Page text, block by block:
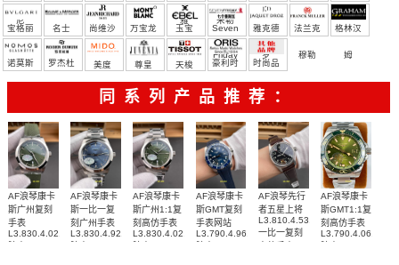
尼 雅 米勒
宝格丽 名士 尚维沙 万宝龙 玉宝 Seven
Friday
雅克德
罗
法兰克
穆勒
格林汉
姆
诺莫斯
罗杰杜 美度 尊皇 天梭 豪利时 时尚品
牌/原单
同系列产品推荐：
AF浪琴康卡
斯广州复刻
手表
L3.830.4.02.9
AF浪琴康卡
斯一比一复
刻广州手表
L3.830.4.92.6
AF浪琴康卡
斯广州1:1复
刻高仿手表
L3.830.4.02.6
AF浪琴康卡
斯GMT复刻
手表网站
L3.790.4.96.9
AF浪琴先行
者五星上将
L3.810.4.53.0
一比一复刻
AF浪琴康卡
斯GMT1:1复
刻高仿手表
L3.790.4.06.6